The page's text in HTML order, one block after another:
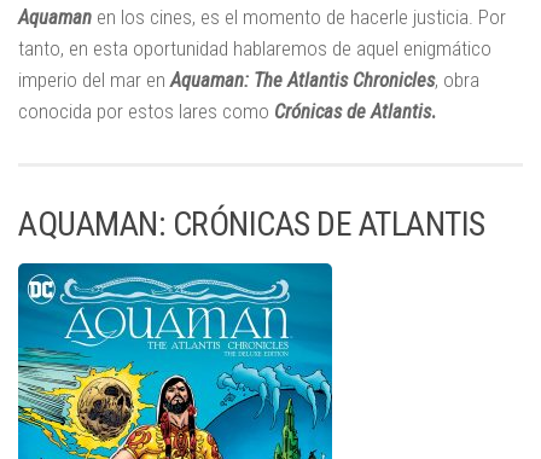
Aquaman en los cines, es el momento de hacerle justicia. Por
tanto, en esta oportunidad hablaremos de aquel enigmático
imperio del mar enAquaman: The Atlantis Chronicles, obra
conocida por estos lares como Crónicas de Atlantis.
AQUAMAN: CRÓNICAS DE ATLANTIS